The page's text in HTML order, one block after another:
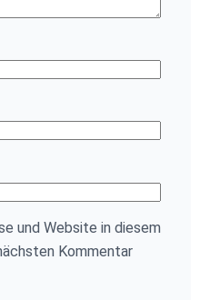
und Website in diesem
Kommentar